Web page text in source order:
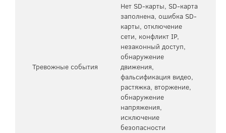
Тревожные события
Нет SD-карты, SD-карта
заполнена, ошибка SD-
карты, отключение
сети, конфликт IP,
незаконный доступ,
обнаружение
движения,
фальсификация видео,
растяжка, вторжение,
обнаружение
напряжения,
исключение
безопасности